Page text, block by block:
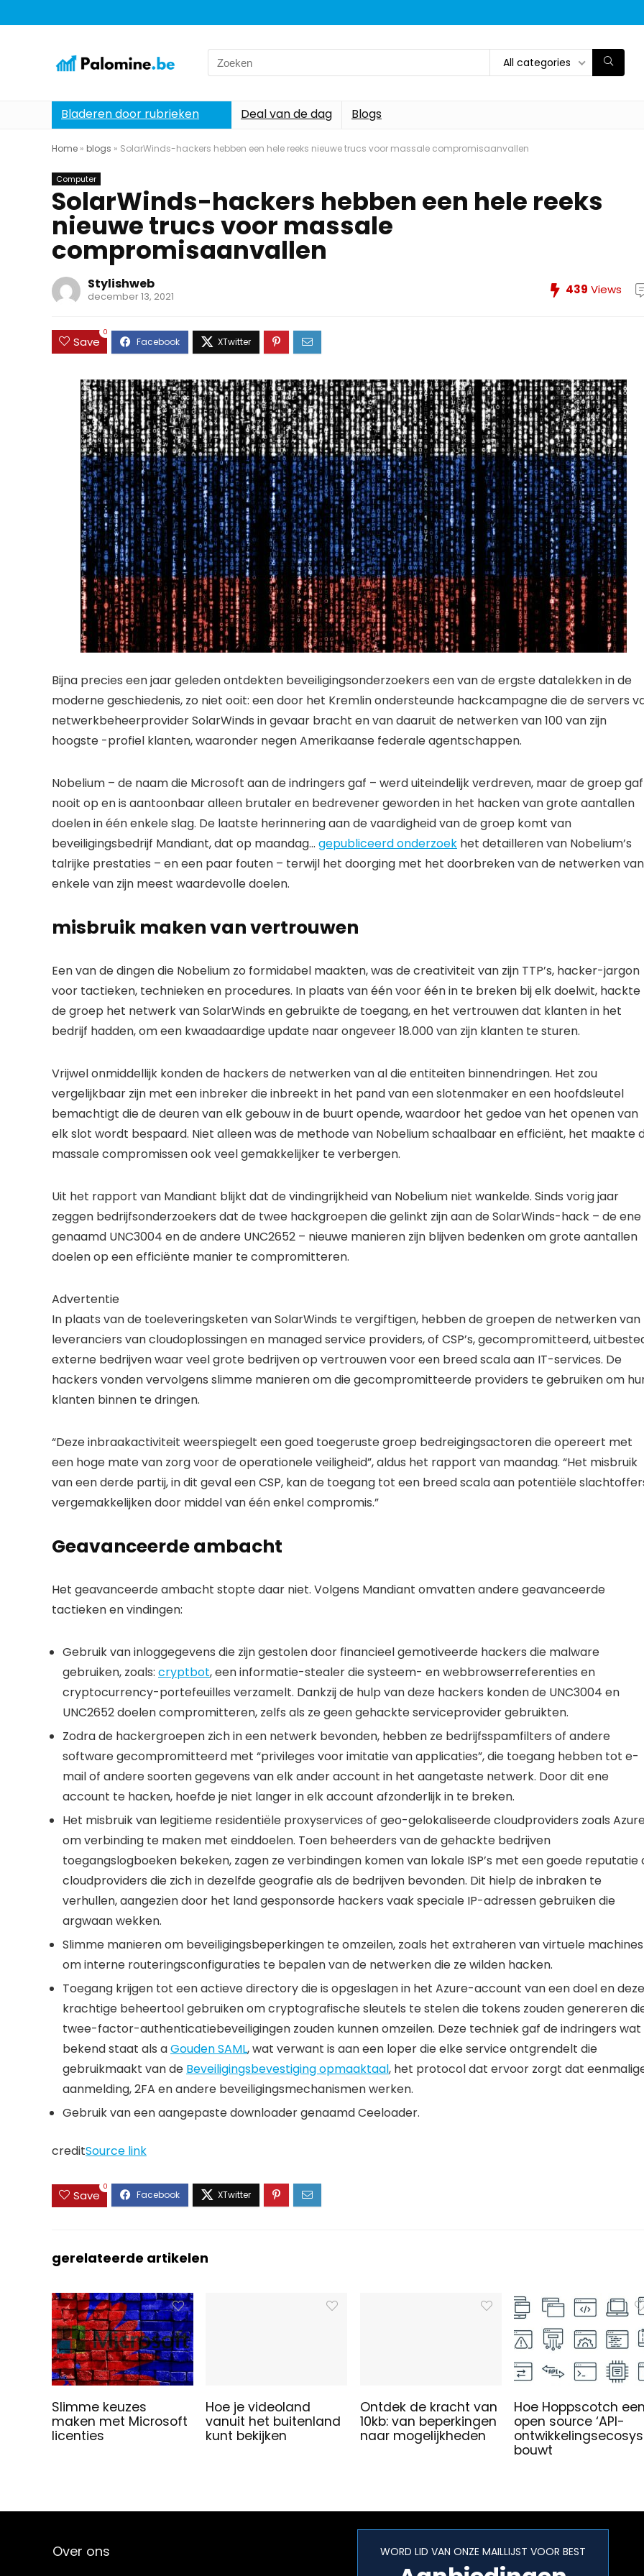
Search
for:
All categories
Bladeren door rubrieken Deal van de dag Blogs
Home » blogs » SolarWinds-hackers hebben een hele reeks nieuwe trucs voor massale compromisaanvallen
Computer
SolarWinds-hackers hebben een hele reeks
nieuwe trucs voor massale
compromisaanvallen
Stylishweb
december 13, 2021 439 Views
Save
0
Bijna precies een jaar geleden ontdekten beveiligingsonderzoekers een van de ergste datalekken in de
moderne geschiedenis, zo niet ooit: een door het Kremlin ondersteunde hackcampagne die de servers
netwerkbeheerprovider SolarWinds in gevaar bracht en van daaruit de netwerken van 100 van zijn
hoogste -profiel klanten, waaronder negen Amerikaanse federale agentschappen.
Nobelium – de naam die Microsoft aan de indringers gaf – werd uiteindelijk verdreven, maar de groep gaf
nooit op en is aantoonbaar alleen brutaler en bedrevener geworden in het hacken van grote aantallen
doelen in één enkele slag. De laatste herinnering aan de vaardigheid van de groep komt van
beveiligingsbedrijf Mandiant, dat op maandag… gepubliceerd onderzoek het detailleren van Nobelium’s
talrijke prestaties – en een paar fouten – terwijl het doorging met het doorbreken van de netwerken van
enkele van zijn meest waardevolle doelen.
misbruik maken van vertrouwen
Een van de dingen die Nobelium zo formidabel maakten, was de creativiteit van zijn TTP’s, hacker-jargon
voor tactieken, technieken en procedures. In plaats van één voor één in te breken bij elk doelwit, hackte
de groep het netwerk van SolarWinds en gebruikte de toegang, en het vertrouwen dat klanten in het
bedrijf hadden, om een ​​kwaadaardige update naar ongeveer 18.000 van zijn klanten te sturen.
Vrijwel onmiddellijk konden de hackers de netwerken van al die entiteiten binnendringen. Het zou
vergelijkbaar zijn met een inbreker die inbreekt in het pand van een slotenmaker en een hoofdsleutel
bemachtigt die de deuren van elk gebouw in de buurt opende, waardoor het gedoe van het openen van
elk slot wordt bespaard. Niet alleen was de methode van Nobelium schaalbaar en efficiënt, het maakte
massale compromissen ook veel gemakkelijker te verbergen.
Uit het rapport van Mandiant blijkt dat de vindingrijkheid van Nobelium niet wankelde. Sinds vorig jaar
zeggen bedrijfsonderzoekers dat de twee hackgroepen die gelinkt zijn aan de SolarWinds-hack – de ene
genaamd UNC3004 en de andere UNC2652 – nieuwe manieren zijn blijven bedenken om grote aantallen
doelen op een efficiënte manier te compromitteren.
Advertentie
In plaats van de toeleveringsketen van SolarWinds te vergiftigen, hebben de groepen de netwerken van
leveranciers van cloudoplossingen en managed service providers, of CSP’s, gecompromitteerd,
externe bedrijven waar veel grote bedrijven op vertrouwen voor een breed scala aan IT-services. De
hackers vonden vervolgens slimme manieren om die gecompromitteerde providers te gebruiken om
klanten binnen te dringen.
“Deze inbraakactiviteit weerspiegelt een goed toegeruste groep bedreigingsactoren die opereert met
een hoge mate van zorg voor de operationele veiligheid”, aldus het rapport van maandag. “Het misbruik
van een derde partij, in dit geval een CSP, kan de toegang tot een breed scala aan potentiële
vergemakkelijken door middel van één enkel compromis.”
Geavanceerde ambacht
Het geavanceerde ambacht stopte daar niet. Volgens Mandiant omvatten andere geavanceerde
tactieken en vindingen:
Gebruik van inloggegevens die zijn gestolen door financieel gemotiveerde hackers die malware
gebruiken, zoals: cryptbot, een informatie-stealer die systeem- en webbrowserreferenties en
cryptocurrency-portefeuilles verzamelt. Dankzij de hulp van deze hackers konden de UNC3004 en
UNC2652 doelen compromitteren, zelfs als ze geen gehackte serviceprovider gebruikten.
Zodra de hackergroepen zich in een netwerk bevonden, hebben ze bedrijfsspamfilters of andere
software gecompromitteerd met “privileges voor imitatie van applicaties”, die toegang hebben tot e-
mail of andere soorten gegevens van elk ander account in het aangetaste netwerk. Door dit ene
account te hacken, hoefde je niet langer in elk account afzonderlijk in te breken.
Het misbruik van legitieme residentiële proxyservices of geo-gelokaliseerde cloudproviders zoals
om verbinding te maken met einddoelen. Toen beheerders van de gehackte bedrijven
toegangslogboeken bekeken, zagen ze verbindingen komen van lokale ISP’s met een goede reputatie
cloudproviders die zich in dezelfde geografie als de bedrijven bevonden. Dit hielp de inbraken te
verhullen, aangezien door het land gesponsorde hackers vaak speciale IP-adressen gebruiken die
argwaan wekken.
Slimme manieren om beveiligingsbeperkingen te omzeilen, zoals het extraheren van virtuele machines
om interne routeringsconfiguraties te bepalen van de netwerken die ze wilden hacken.
Toegang krijgen tot een actieve directory die is opgeslagen in het Azure-account van een doel en deze
krachtige beheertool gebruiken om cryptografische sleutels te stelen die tokens zouden genereren
twee-factor-authenticatiebeveiligingen zouden kunnen omzeilen. Deze techniek gaf de indringers wat
bekend staat als aGouden SAML, wat verwant is aan een loper die elke service ontgrendelt die
gebruikmaakt van de Beveiligingsbevestiging opmaaktaal, het protocol dat ervoor zorgt dat
aanmelding, 2FA en andere beveiligingsmechanismen werken.
Gebruik van een aangepaste downloader genaamd Ceeloader.
creditSource link
Save
0
gerelateerde artikelen
Slimme keuzes
maken met Microsoft
licenties
Hoe je videoland
vanuit het buitenland
kunt bekijken
Ontdek de kracht van
10kb: van beperkingen
naar mogelijkheden
Hoe Hoppscotch
open source ‘API-
bouwt
Over ons WORD LID VAN ONZE MAILLIJST VOOR BEST